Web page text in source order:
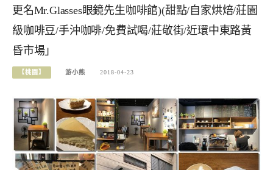
更名Mr.Glasses眼鏡先生咖啡館)(甜點/自家烘焙/莊園
級咖啡豆/手沖咖啡/免費試喝/莊敬街/近環中東路黃
昏市場」
【桃園】 游小熊 2018-04-23